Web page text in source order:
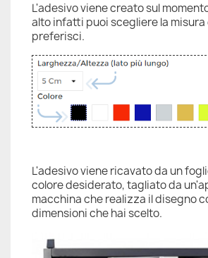
L'adesivo viene creato sul
alto infatti puoi scegliere la misura
preferisci.
L'adesivo viene ricavato da un
colore desiderato, tagliato da
macchina che realizza il disegno
dimensioni che hai scelto.